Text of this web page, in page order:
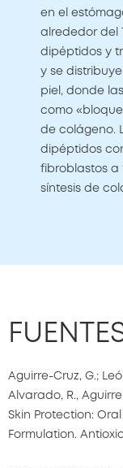
en el
alrededor del
dipéptidos y
y se
piel, donde
como
de colágeno.
dipéptidos
fibroblastos a
síntesis de
Aguirre-Cruz, G.;
Alvarado, R.,
Skin Protection:
Formulation.